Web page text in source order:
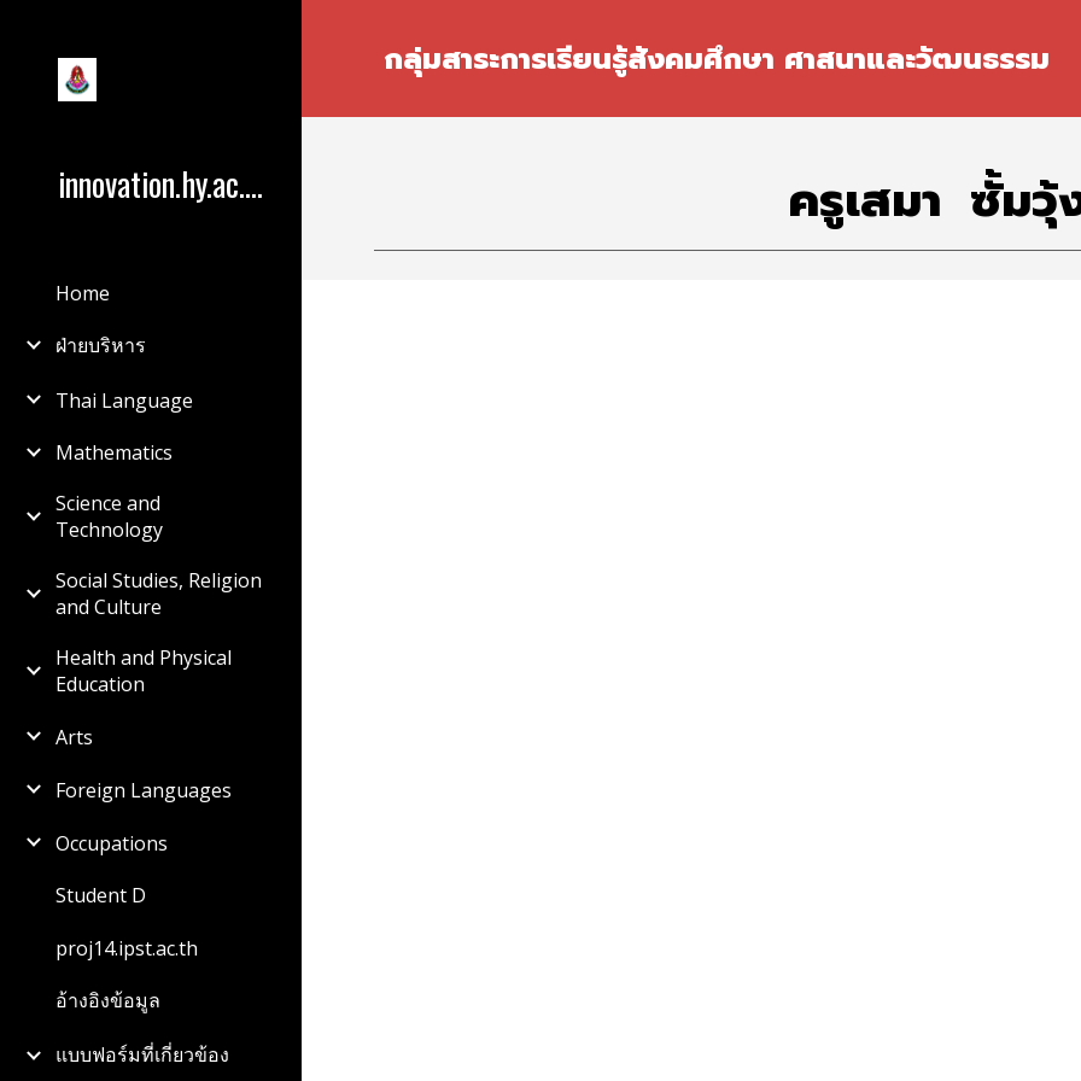
Skip to main content
innovation.hy.ac.th
Home
ฝ่ายบริหาร
Thai Language
Mathematics
Science and
Technology
Social Studies, Religion
and Culture
Health and Physical
Education
Arts
Foreign Languages
Occupations
Student D
proj14.ipst.ac.th
อ้างอิงข้อมูล
แบบฟอร์มที่เกี่ยวข้อง
กลุ่มสาระการเรียนรู้สังคมศึกษา ศาสนาและวัฒนธรรม
ครูเสมา  ซั้มวุ้